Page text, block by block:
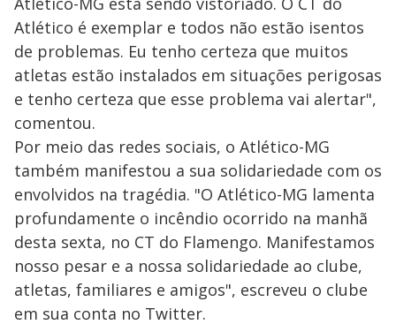
Atlético é exemplar e todos não estão isentos
de problemas. Eu tenho certeza que muitos
atletas estão instalados em situações perigosas
e tenho certeza que esse problema vai alertar",
comentou.
Por meio das redes sociais, o Atlético-MG
também manifestou a sua solidariedade com os
envolvidos na tragédia. "O Atlético-MG lamenta
profundamente o incêndio ocorrido na manhã
desta sexta, no CT do Flamengo. Manifestamos
nosso pesar e a nossa solidariedade ao clube,
atletas, familiares e amigos", escreveu o clube
em sua conta no Twitter.